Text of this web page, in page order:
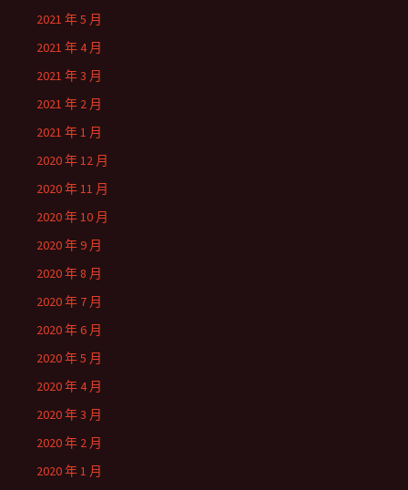
2021 年 5 月
2021 年 4 月
2021 年 3 月
2021 年 2 月
2021 年 1 月
2020 年 12 月
2020 年 11 月
2020 年 10 月
2020 年 9 月
2020 年 8 月
2020 年 7 月
2020 年 6 月
2020 年 5 月
2020 年 4 月
2020 年 3 月
2020 年 2 月
2020 年 1 月